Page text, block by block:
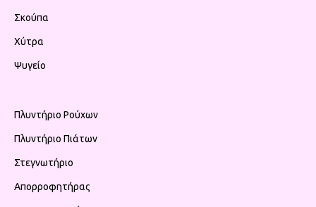
Σκούπα
Χύτρα
Ψυγείο
Πλυντήριο Ρούχων
Πλυντήριο Πιάτων
Στεγνωτήριο
Απορροφητήρας